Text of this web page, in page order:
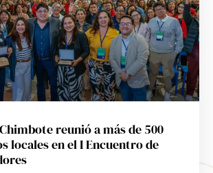
reunió a más de 500
locales en el I Encuentro de